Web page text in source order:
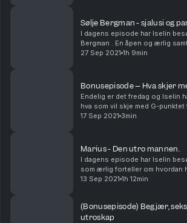
Sølje Bergman - sjalusi og
I dagens episode har Iselin
Bergman . En åpen og ærlig
sensualitet , sjalusi og
27 Sep 2021 1h 9min
Bonusepisode – Hva skjer
Endelig er det fredag og Iselin
hva som vil skje med G-punktet
Podimo.no/iselin Hosted on
17 Sep 2021 3min
Marius - Den utro mannen.
I dagens episode har Iselin
som ærlig forteller om hvordan
ryggen på sin kjære og var utro
13 Sep 2021 1h 12min
(Bonusepisode) Begjær,
utroskap